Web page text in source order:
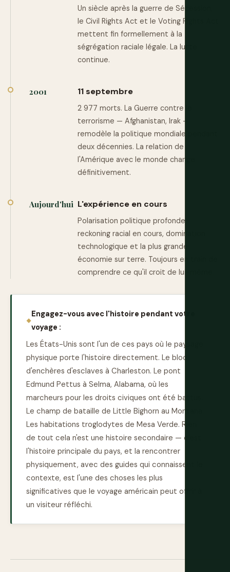
Un siècle après la guerre de Sécession,
le Civil Rights Act et le Voting Rights Act
mettent fin formellement à la
ségrégation raciale légale. La lutte
continue.
2001 11 septembre
2 977 morts. La Guerre contre le
terrorisme — Afghanistan, Irak —
remodèle la politique mondiale pendant
deux décennies. La relation de
l'Amérique avec le monde change
définitivement.
Aujourd'hui L'expérience en cours
Polarisation politique profonde,
reckoning racial en cours, domination
technologique et la plus grande
économie sur terre. Toujours en train de
comprendre ce qu'il croit de lui-même.
Engagez-vous avec l'histoire pendant votre
voyage :
Les États-Unis sont l'un de ces pays où le paysage
physique porte l'histoire directement. Le bloc
d'enchères d'esclaves à Charleston. Le pont
Edmund Pettus à Selma, Alabama, où les
marcheurs pour les droits civiques ont été battus.
Le champ de bataille de Little Bighorn au Montana.
Les habitations troglodytes de Mesa Verde. Rien
de tout cela n'est une histoire secondaire — c'est
l'histoire principale du pays, et la rencontrer
physiquement, avec des guides qui connaissent le
contexte, est l'une des choses les plus
significatives que le voyage américain peut offrir à
un visiteur réfléchi.